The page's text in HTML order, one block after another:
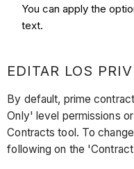
You can apply the
text.
EDITAR LOS
By default, prime
Only' level permissions
Contracts tool. To
following on the